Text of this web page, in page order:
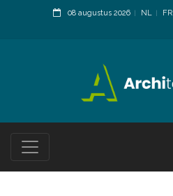
08 augustus 2026 NL FR